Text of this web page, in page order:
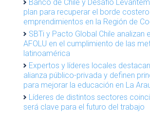
Banco de Chile y Desafío
plan para recuperar el borde
emprendimientos en la Región de
SBTi y Pacto Global Chile analizan
AFOLU en el cumplimiento de las
latinoamérica
Expertos y líderes locales
alianza público-privada y definen
para mejorar la educación en La
Líderes de distintos sectores
será clave para el futuro del trabajo